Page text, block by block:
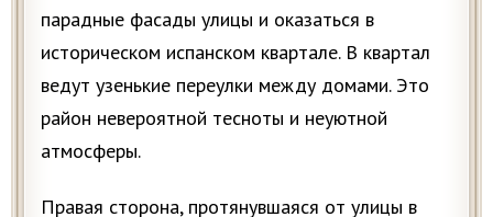
парадные фасады улицы и оказаться в
историческом испанском квартале. В квартал
ведут узенькие переулки между домами. Это
район невероятной тесноты и неуютной
атмосферы.
Правая сторона, протянувшаяся от улицы в